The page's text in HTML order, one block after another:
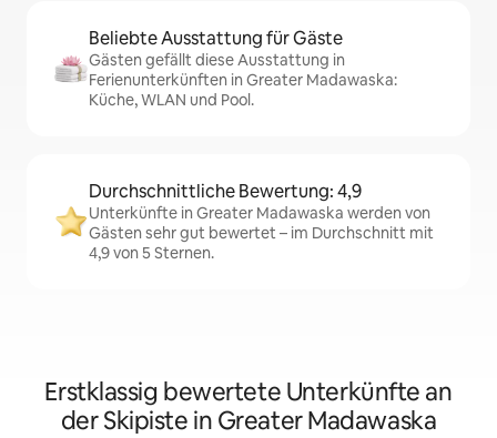
Beliebte Ausstattung für Gäste
Gästen gefällt diese Ausstattung in
Ferienunterkünften in Greater Madawaska:
Küche, WLAN und Pool.
Durchschnittliche Bewertung: 4,9
Unterkünfte in Greater Madawaska werden von
Gästen sehr gut bewertet – im Durchschnitt mit
4,9 von 5 Sternen.
Erstklassig bewertete Unterkünfte an
der Skipiste in Greater Madawaska